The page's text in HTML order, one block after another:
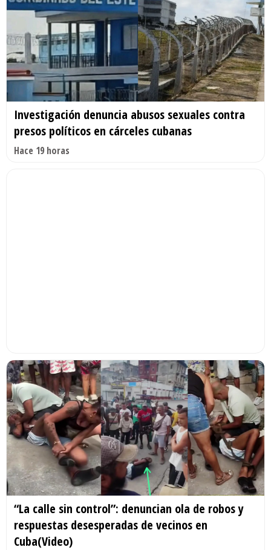
Investigación denuncia abusos sexuales contra
presos políticos en cárceles cubanas
Hace 19 horas
“La calle sin control”: denuncian ola de robos y
respuestas desesperadas de vecinos en
Cuba(Video)